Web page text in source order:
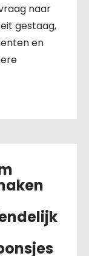
naar
gestaag,
en